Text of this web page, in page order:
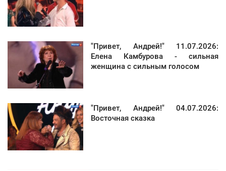
"Привет, Андрей!" 11.07.2026:
Елена Камбурова - сильная
женщина с сильным голосом
"Привет, Андрей!" 04.07.2026:
Восточная сказка